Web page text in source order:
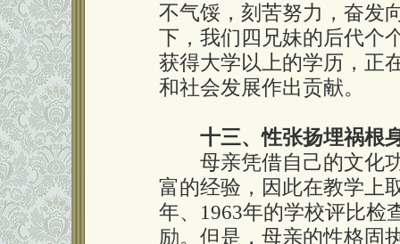
不气馁，刻苦努力，奋发
下，我们四兄妹的后代个
获得大学以上的学历，正
和社会发展作出贡献。
十三、性张扬埋祸根
母亲凭借自己的文化功
富的经验，因此在教学上
年、1963年的学校评比检
励。但是，母亲的性格固